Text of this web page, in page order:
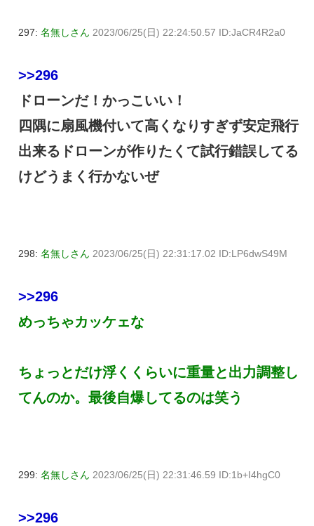
297: 名無しさん 2023/06/25(日) 22:24:50.57 ID:JaCR4R2a0
>>296
ドローンだ！かっこいい！
四隅に扇風機付いて高くなりすぎず安定飛行
出来るドローンが作りたくて試行錯誤してる
けどうまく行かないぜ
298: 名無しさん 2023/06/25(日) 22:31:17.02 ID:LP6dwS49M
>>296
めっちゃカッケェな
ちょっとだけ浮くくらいに重量と出力調整し
てんのか。最後自爆してるのは笑う
299: 名無しさん 2023/06/25(日) 22:31:46.59 ID:1b+I4hgC0
>>296